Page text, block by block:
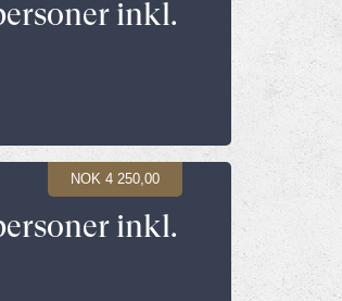
inkl.
inkl.
NOK 4 250,00